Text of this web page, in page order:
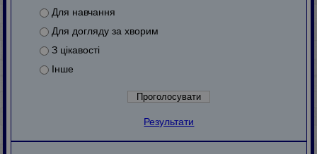
Для навчання
Для догляду за хворим
З цікавості
Інше
Результати